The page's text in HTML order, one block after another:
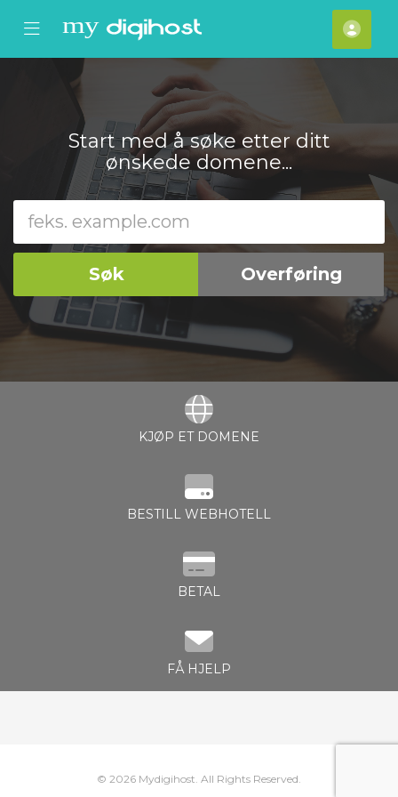
Mobile Menu
Mobile Menu
Start med å søke etter ditt
ønskede domene...
KJØP ET DOMENE
BESTILL WEBHOTELL
BETAL
FÅ HJELP
© 2026 Mydigihost. All Rights Reserved.